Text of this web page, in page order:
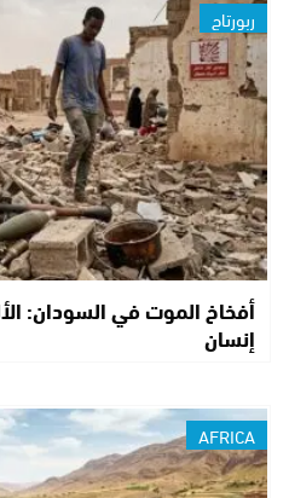
ربورتاج
إنسان
AFRICA